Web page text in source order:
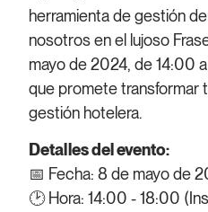
herramienta de gestión
nosotros en el lujoso
mayo de 2024, de 14:00
que promete transformar
gestión hotelera.
Detalles del evento:
📅 Fecha: 8 de mayo de
🕑 Hora: 14:00 - 18:00